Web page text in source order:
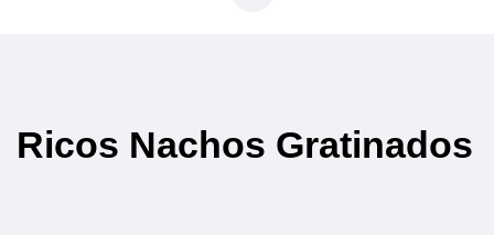
Ricos Nachos Gratinados